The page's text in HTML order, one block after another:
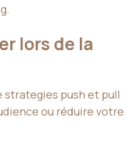
lors de la
push et pull
ou réduire votre